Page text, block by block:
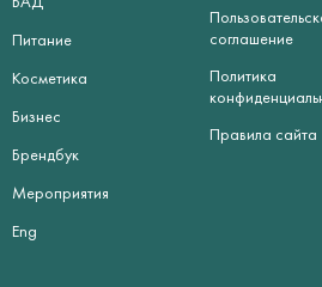
Питание
Косметика
Бизнес
Брендбук
Мероприятия
Eng
соглашение
Политика
Правила сайта